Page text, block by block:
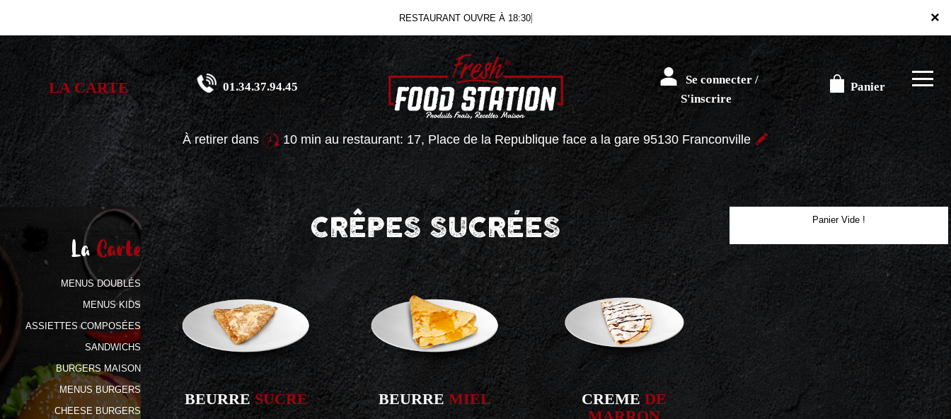
×
RESTAURANT OUVRE À 18:30
À retirer dans 10 min au restaurant: 17, Place de la Republique face a la gare 95130 Franconville
LA CARTE 01.34.37.94.45
Se connecter /
S'inscrire
Panier
La Carte
MENUS DOUBLÉS
MENUS KIDS
ASSIETTES COMPOSÉES
SANDWICHS
BURGERS MAISON
MENUS BURGERS
CHEESE BURGERS
CRÊPES SUCRÉES
BEURRESUCRE BEURRE MIEL CREME DE
Panier Vide !